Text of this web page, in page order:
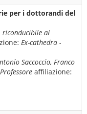
per i dottorandi del
riconducibile al
Ex-cathedra -
Saccoccio, Franco
Professore affiliazione: